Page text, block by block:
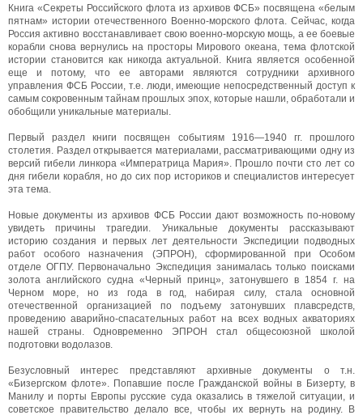
Книга «Секреты Российского флота из архивов ФСБ» посвящена «белым
пятнам» истории отечественного Военно-морского флота. Сейчас, когда
Россия активно восстанавливает свою военно-морскую мощь, а ее боевые
корабли снова вернулись на просторы Мирового океана, тема флотской
истории становится как никогда актуальной. Книга является особенной
еще и потому, что ее авторами являются сотрудники архивного
управления ФСБ России, т.е. люди, имеющие непосредственный доступ к
самым сокровенным тайнам прошлых эпох, которые нашли, обработали и
обобщили уникальные материалы.
Первый раздел книги посвящен событиям 1916—1940 гг. прошлого
столетия. Раздел открывается материалами, рассматривающими одну из
версий гибели линкора «Императрица Мария». Прошло почти сто лет со
дня гибели корабля, но до сих пор историков и специалистов интересует
эта тема.
Новые документы из архивов ФСБ России дают возможность по-новому
увидеть причины трагедии. Уникальные документы рассказывают
историю создания и первых лет деятельности Экспедиции подводных
работ особого назначения (ЭПРОН), сформированной при Особом
отделе ОГПУ. Первоначально Экспедиция занималась только поисками
золота английского судна «Черный принц», затонувшего в 1854 г. на
Черном море, но из года в год, набирая силу, стала основной
отечественной организацией по подъему затонувших плавсредств,
проведению аварийно-спасательных работ на всех водных акваториях
нашей страны. Одновременно ЭПРОН стал общесоюзной школой
подготовки водолазов.
Безусловный интерес представляют архивные документы о т.н.
«Бизергском флоте». Попавшие после Гражданской войны в Бизерту, в
Манилу и порты Европы русские суда оказались в тяжелой ситуации, и
советское правительство делало все, чтобы их вернуть на родину. В